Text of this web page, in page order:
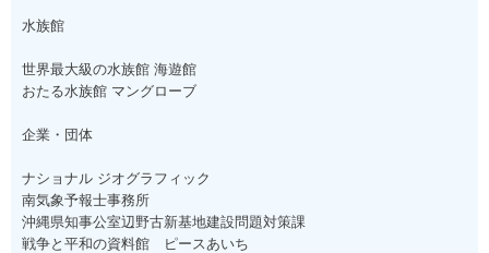
水族館
世界最大級の水族館 海遊館
おたる水族館 マングローブ
企業・団体
ナショナル ジオグラフィック
南気象予報士事務所
沖縄県知事公室辺野古新基地建設問題対策課
戦争と平和の資料館 ピースあいち